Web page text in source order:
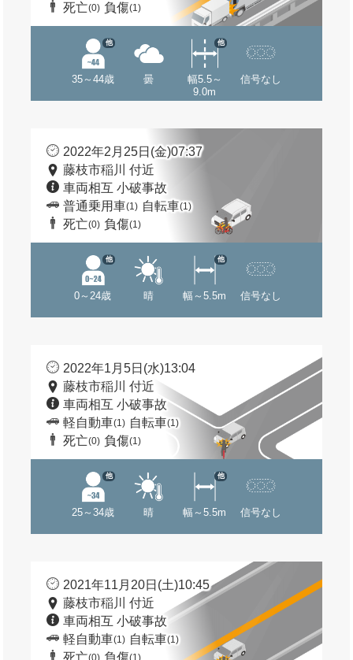
死亡(0) 負傷(1)
35～44歳
他
曇
幅5.5～
9.0m
他
信号なし
2022年2月25日(金)07:37
藤枝市稲川 付近
車両相互 小破事故
普通乗用車(1) 自転車(1)
死亡(0) 負傷(1)
0～24歳
他
晴 幅～5.5m
他
信号なし
2022年1月5日(水)13:04
藤枝市稲川 付近
車両相互 小破事故
軽自動車(1) 自転車(1)
死亡(0) 負傷(1)
25～34歳
他
晴 幅～5.5m
他
信号なし
2021年11月20日(土)10:45
藤枝市稲川 付近
車両相互 小破事故
軽自動車(1) 自転車(1)
死亡(0) 負傷(1)